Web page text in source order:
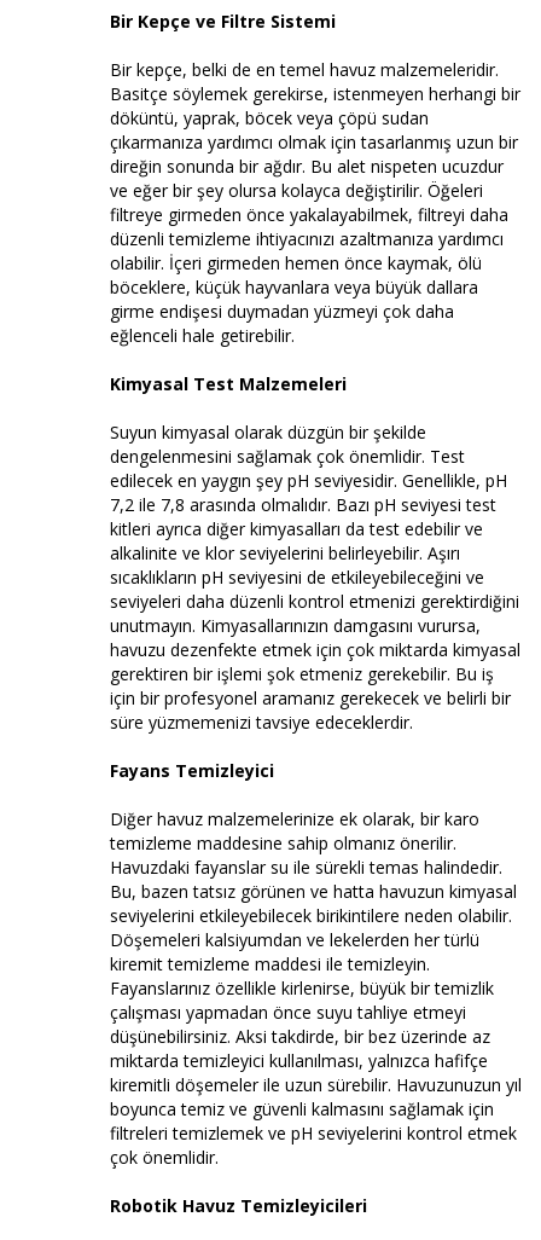
Bir Kepçe ve Filtre Sistemi
Bir kepçe, belki de en temel havuz malzemeleridir.
Basitçe söylemek gerekirse, istenmeyen herhangi bir
döküntü, yaprak, böcek veya çöpü sudan
çıkarmanıza yardımcı olmak için tasarlanmış uzun bir
direğin sonunda bir ağdır. Bu alet nispeten ucuzdur
ve eğer bir şey olursa kolayca değiştirilir. Öğeleri
filtreye girmeden önce yakalayabilmek, filtreyi daha
düzenli temizleme ihtiyacınızı azaltmanıza yardımcı
olabilir. İçeri girmeden hemen önce kaymak, ölü
böceklere, küçük hayvanlara veya büyük dallara
girme endişesi duymadan yüzmeyi çok daha
eğlenceli hale getirebilir.
Kimyasal Test Malzemeleri
Suyun kimyasal olarak düzgün bir şekilde
dengelenmesini sağlamak çok önemlidir. Test
edilecek en yaygın şey pH seviyesidir. Genellikle, pH
7,2 ile 7,8 arasında olmalıdır. Bazı pH seviyesi test
kitleri ayrıca diğer kimyasalları da test edebilir ve
alkalinite ve klor seviyelerini belirleyebilir. Aşırı
sıcaklıkların pH seviyesini de etkileyebileceğini ve
seviyeleri daha düzenli kontrol etmenizi gerektirdiğini
unutmayın. Kimyasallarınızın damgasını vurursa,
havuzu dezenfekte etmek için çok miktarda kimyasal
gerektiren bir işlemi şok etmeniz gerekebilir. Bu iş
için bir profesyonel aramanız gerekecek ve belirli bir
süre yüzmemenizi tavsiye edeceklerdir.
Fayans Temizleyici
Diğer havuz malzemelerinize ek olarak, bir karo
temizleme maddesine sahip olmanız önerilir.
Havuzdaki fayanslar su ile sürekli temas halindedir.
Bu, bazen tatsız görünen ve hatta havuzun kimyasal
seviyelerini etkileyebilecek birikintilere neden olabilir.
Döşemeleri kalsiyumdan ve lekelerden her türlü
kiremit temizleme maddesi ile temizleyin.
Fayanslarınız özellikle kirlenirse, büyük bir temizlik
çalışması yapmadan önce suyu tahliye etmeyi
düşünebilirsiniz. Aksi takdirde, bir bez üzerinde az
miktarda temizleyici kullanılması, yalnızca hafifçe
kiremitli döşemeler ile uzun sürebilir. Havuzunuzun yıl
boyunca temiz ve güvenli kalmasını sağlamak için
filtreleri temizlemek ve pH seviyelerini kontrol etmek
çok önemlidir.
Robotik Havuz Temizleyicileri